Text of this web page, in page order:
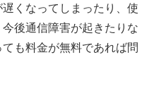
くなってしまったり、使
後通信障害が起きたりな
も料金が無料であれば問